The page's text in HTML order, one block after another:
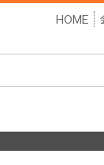
HOME